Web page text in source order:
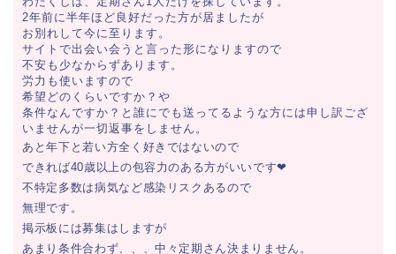
2年前に半年ほど良好だった方が居ましたが
お別れして今に至ります。
サイトで出会い会うと言った形になりますので
不安も少なからずあります。
労力も使いますので
希望どのくらいですか？や
条件なんですか？と誰にでも送ってるような方には申し訳ござ
いませんが一切返事をしません。
あと年下と若い方全く好きではないので
できれば40歳以上の包容力のある方がいいです❤︎
不特定多数は病気など感染リスクあるので
無理です。
掲示板には募集はしますが
あまり条件合わず、、、中々定期さん決まりません。